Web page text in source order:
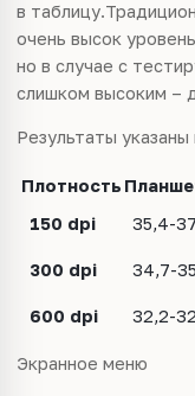
в
очень высок
но в случае с
слишком высоким –
Результаты
Плотность
150 dpi
35,4-
300 dpi 34,7-
600 dpi 32,2-
Экранное меню